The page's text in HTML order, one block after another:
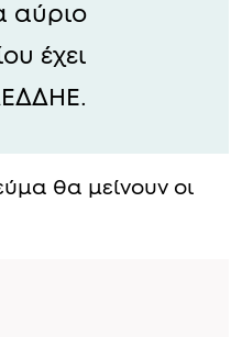
αύριο
έχει
θα μείνουν οι